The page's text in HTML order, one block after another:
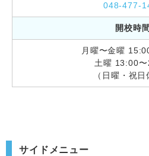
048-477-
開校時間
月曜〜金曜
土曜 13:00
（日曜・祝日
サイドメニュー